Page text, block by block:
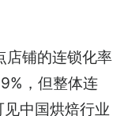
店铺的连锁化率
，但整体连
中国烘焙行业